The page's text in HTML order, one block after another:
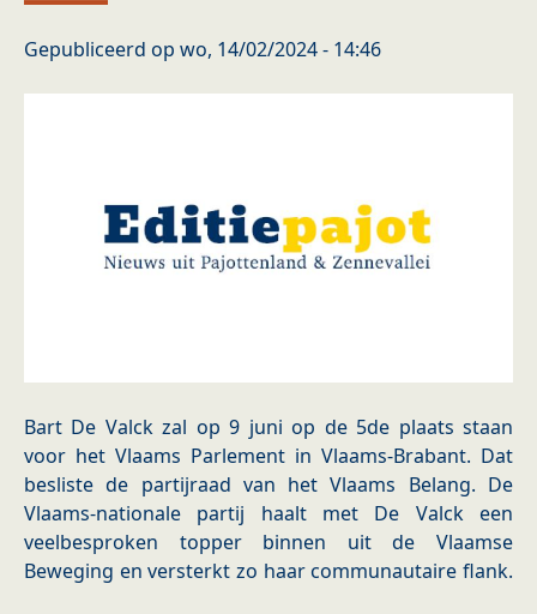
Gepubliceerd op wo, 14/02/2024 - 14:46
Bart De Valck zal op 9 juni op de 5de plaats staan
voor het Vlaams Parlement in Vlaams-Brabant. Dat
besliste de partijraad van het Vlaams Belang. De
Vlaams-nationale partij haalt met De Valck een
veelbesproken topper binnen uit de Vlaamse
Beweging en versterkt zo haar communautaire flank.